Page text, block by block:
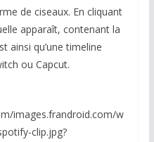
de ciseaux. En cliquant
apparaît, contenant la
ainsi qu’une timeline
ou Capcut.
images.frandroid.com/w
clip.jpg?